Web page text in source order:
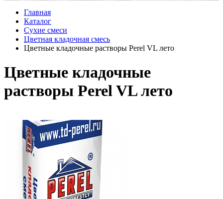
Главная
Каталог
Сухие смеси
Цветная кладочная смесь
Цветные кладочные растворы Perel VL лето
Цветные кладочные
растворы Perel VL лето